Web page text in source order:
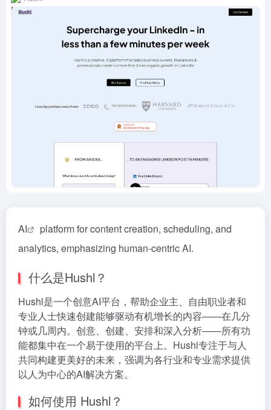
AI
platform for content creation, scheduling, and
analytics, emphasizing human-centric AI.
什么是Hushl？
Hushl是一个创意AI平台，帮助企业主、自由职业者和
专业人士快速创建能够驱动有机增长的内容——在几分
钟或几周内。创意、创建、安排和深入分析——所有功
能都集中在一个易于使用的平台上。Hushl专注于与人
共同构建更美好的未来，强调为各行业和专业需求提供
以人为中心的AI解决方案。
如何使用 Hushl？